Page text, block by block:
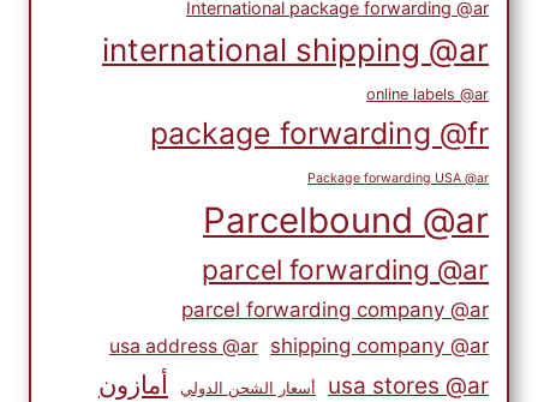
International package forwarding @ar
international shipping @ar
online labels @ar
package forwarding @fr
Package forwarding USA @ar
Parcelbound @ar
parcel forwarding @ar
parcel forwarding company @ar
shipping company @ar
usa address @ar
usa stores @ar أسعار الشحن الدولي أمازون